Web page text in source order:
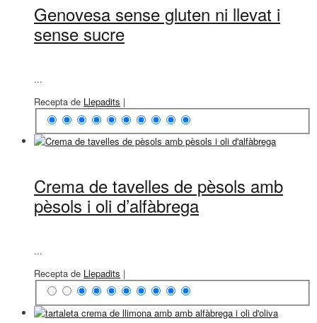
Genovesa sense gluten ni llevat i
sense sucre
...
Recepta de Llepadits |
Crema de tavelles de pèsols amb
pèsols i oli d’alfàbrega
...
Recepta de Llepadits |